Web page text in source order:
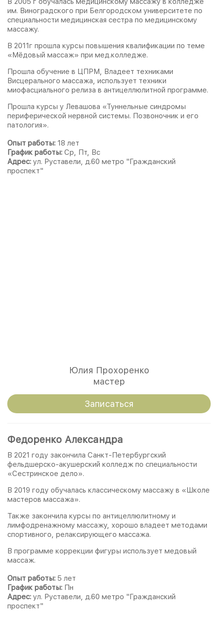
им. Виноградского при Белгородском университете по
специальности медицинская сестра по медицинскому
массажу.
В 2011г прошла курсы повышения квалификации по теме
«Мёдовый массаж» при мед.колледже.
Прошла обучение в ЦПРМ, Владеет техниками
Висцерального массажа, использует техники
миофасциального релиза в антицеллюлитной программе.
Прошла курсы у Левашова «Туннельные синдромы
периферической нервной системы. Позвоночник и его
патология».
Опыт работы: 18 лет
График работы: Ср, Пт, Вс
Адрес: ул. Руставели, д.60 метро "Гражданский
проспект"
Юлия Прохоренко
мастер
Записаться
Федоренко Александра
В 2021 году закончила Санкт-Петербургский
фельдшерско-акушерский колледж по специальности
«Сестринское дело».
В 2019 году обучалась классическому массажу в «Школе
мастеров массажа».
Также закончила курсы по антицеллюлитному и
лимфодренажному массажу, хорошо владеет методами
спортивного, релаксирующего массажа.
В программе коррекции фигуры использует медовый
массаж.
Опыт работы: 5 лет
График работы: Пн
Адрес: ул. Руставели, д.60 метро "Гражданский
проспект"